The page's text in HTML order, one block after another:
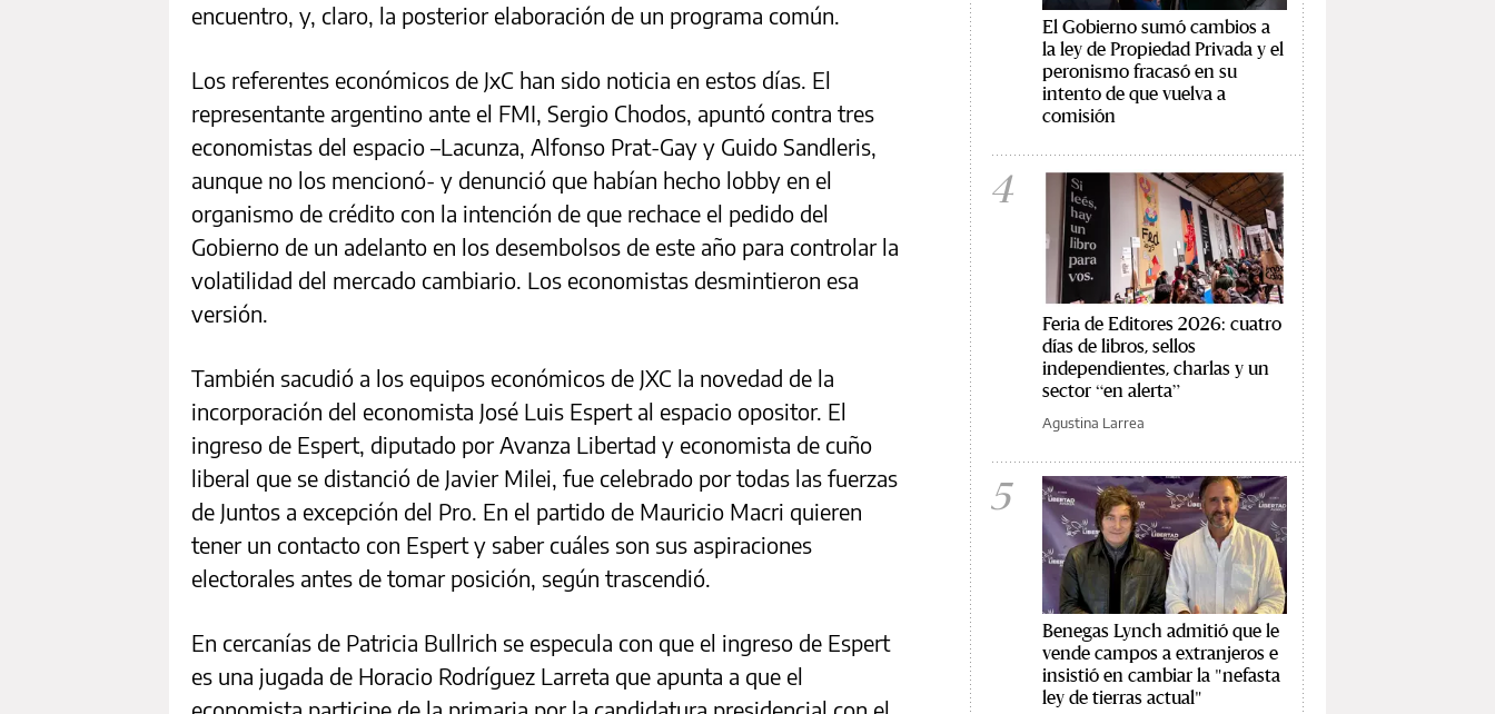
encuentro, y, claro, la posterior elaboración de un programa común.
Los referentes económicos de JxC han sido noticia en estos días. El
representante argentino ante el FMI, Sergio Chodos, apuntó contra tres
economistas del espacio –Lacunza, Alfonso Prat-Gay y Guido Sandleris,
aunque no los mencionó- y denunció que habían hecho lobby en el
organismo de crédito con la intención de que rechace el pedido del
Gobierno de un adelanto en los desembolsos de este año para controlar la
volatilidad del mercado cambiario. Los economistas desmintieron esa
versión.
También sacudió a los equipos económicos de JXC la novedad de la
incorporación del economista José Luis Espert al espacio opositor. El
ingreso de Espert, diputado por Avanza Libertad y economista de cuño
liberal que se distanció de Javier Milei, fue celebrado por todas las fuerzas
de Juntos a excepción del Pro. En el partido de Mauricio Macri quieren
tener un contacto con Espert y saber cuáles son sus aspiraciones
electorales antes de tomar posición, según trascendió.
En cercanías de Patricia Bullrich se especula con que el ingreso de Espert
es una jugada de Horacio Rodríguez Larreta que apunta a que el
El Gobierno sumó cambios a
la ley de Propiedad Privada y el
peronismo fracasó en su
intento de que vuelva a
comisión
4
Feria de Editores 2026: cuatro
días de libros, sellos
independientes, charlas y un
sector “en alerta”
Agustina Larrea
5
Benegas Lynch admitió que le
vende campos a extranjeros e
insistió en cambiar la "nefasta
ley de tierras actual"